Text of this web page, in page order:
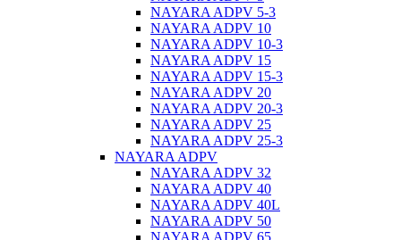
NAYARA ADPV 5-3
NAYARA ADPV 10
NAYARA ADPV 10-3
NAYARA ADPV 15
NAYARA ADPV 15-3
NAYARA ADPV 20
NAYARA ADPV 20-3
NAYARA ADPV 25
NAYARA ADPV 25-3
NAYARA ADPV
NAYARA ADPV 32
NAYARA ADPV 40
NAYARA ADPV 40L
NAYARA ADPV 50
NAYARA ADPV 65